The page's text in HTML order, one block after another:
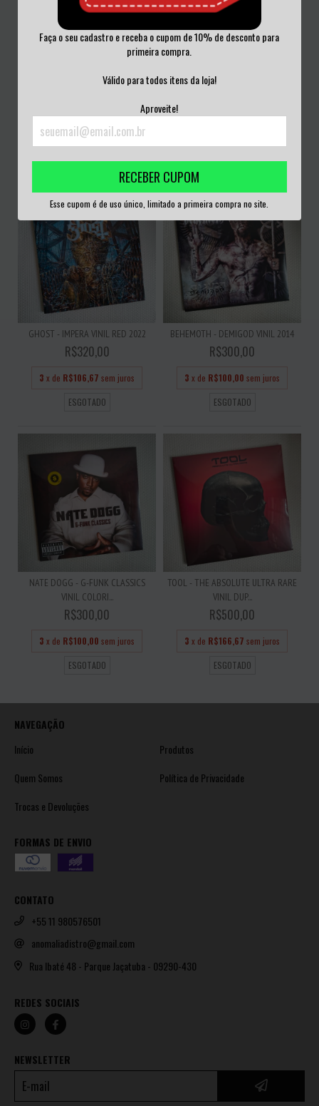
Faça o seu cadastro e receba o cupom de 10% de desconto para
primeira compra.
Válido para todos itens da loja!
Aproveite!
RECEBER CUPOM
Esse cupom é de uso único, limitado a primeira compra no site.
3x deR$126,67sem juros
VINIL 2012
GHOST - IMPERA VINIL RED 2022
R$320,00
3 x de R$106,67 sem juros
ESGOTADO
BEHEMOTH - DEMIGOD VINIL 2014
R$300,00
3 x de R$100,00 sem juros
ESGOTADO
NATE DOGG - G-FUNK CLASSICS
VINIL COLORI...
R$300,00
3 x de R$100,00 sem juros
ESGOTADO
TOOL - THE ABSOLUTE ULTRA RARE
VINIL DUP...
R$500,00
3 x de R$166,67 sem juros
ESGOTADO
NAVEGAÇÃO
Início
Produtos
Quem Somos
Política de Privacidade
Trocas e Devoluções
FORMAS DE ENVIO
CONTATO
+55 11 980576501
anomaliadistro@gmail.com
Rua Ibaté 48 - Parque Jaçatuba - 09290-430
REDES SOCIAIS
NEWSLETTER